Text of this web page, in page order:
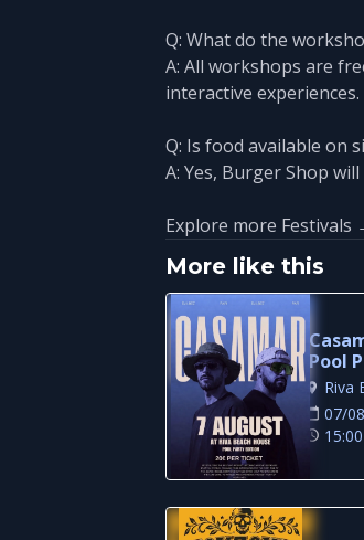
Q: What do the
A: All workshops are
interactive experiences.
Q: Is food available on
A: Yes, Burger Shop
Explore more
More like this
Pool
07/
15:00